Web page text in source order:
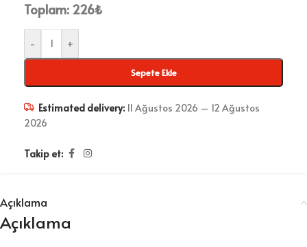
Toplam: 226₺
- +
Sepete Ekle
Estimated delivery: 11 Ağustos 2026 – 12 Ağustos
2026
Takip et:
Açıklama
Açıklama